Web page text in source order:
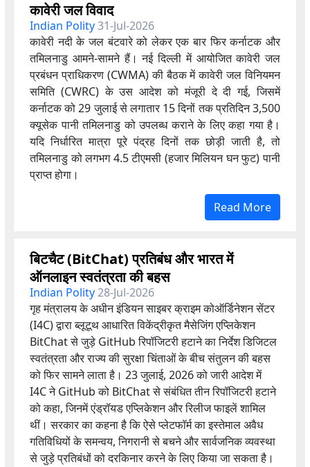
कावेरी जल विवाद
Indian Polity31-Jul-2026
कावेरी नदी के जल बंटवारे को लेकर एक बार फिर कर्नाटक और
तमिलनाडु आमने-सामने हैं। नई दिल्ली में आयोजित कावेरी जल
प्रबंधन प्राधिकरण (CWMA) की बैठक में कावेरी जल विनियमन
समिति (CWRC) के उस आदेश को मंजूरी दे दी गई, जिसमें
कर्नाटक को 29 जुलाई से लगातार 15 दिनों तक प्रतिदिन 3,500
क्यूसेक पानी तमिलनाडु को उपलब्ध कराने के लिए कहा गया है।
यदि निर्धारित मात्रा पूरे पंद्रह दिनों तक छोड़ी जाती है, तो
तमिलनाडु को लगभग 4.5 टीएमसी (हजार मिलियन घन फुट) पानी
प्राप्त होगा।
Read More
बिटचैट (BitChat) प्रतिबंध और भारत में
ऑनलाइन स्वतंत्रता की बहस
Indian Polity28-Jul-2026
गृह मंत्रालय के अधीन इंडियन साइबर क्राइम कोऑर्डिनेशन सेंटर
(I4C) द्वारा ब्लूटूथ आधारित विकेंद्रीकृत मैसेजिंग एप्लिकेशन
BitChat से जुड़े GitHub रिपॉजिटरी हटाने का निर्देश डिजिटल
स्वतंत्रता और राज्य की सुरक्षा चिंताओं के बीच संतुलन की बहस
को फिर सामने लाता है। 23 जुलाई, 2026 को जारी आदेश में
I4C ने GitHub को BitChat से संबंधित तीन रिपॉजिटरी हटाने
को कहा, जिनमें एंड्रॉयड एप्लिकेशन और रिलीज फाइलें शामिल
थीं। सरकार का कहना है कि ऐसे प्लेटफॉर्म का इस्तेमाल अवैध
गतिविधियों के समन्वय, निगरानी से बचने और सार्वजनिक व्यवस्था
से जुड़े प्रतिबंधों को दरकिनार करने के लिए किया जा सकता है।